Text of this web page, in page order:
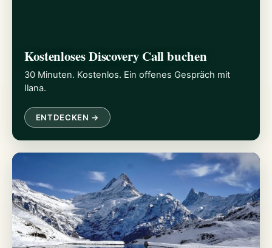
Kostenloses Discovery Call buchen
30 Minuten. Kostenlos. Ein offenes Gespräch mit
Ilana.
ENTDECKEN →